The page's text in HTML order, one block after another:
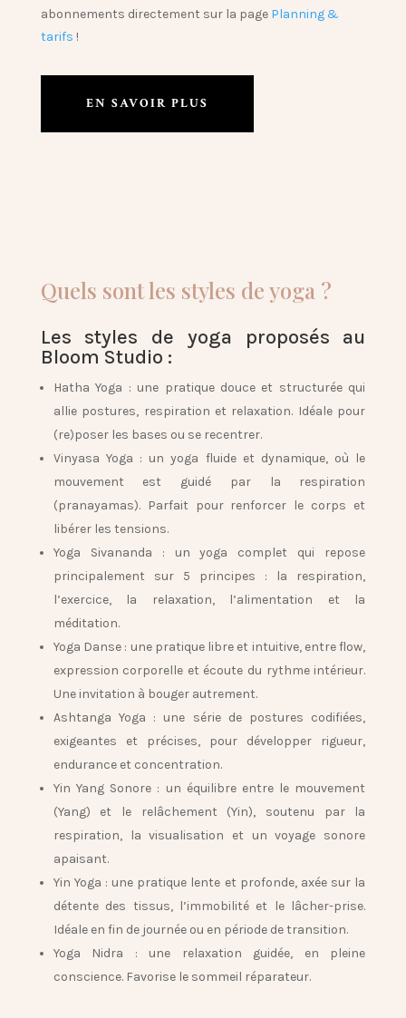
abonnements directement sur la page Planning &
tarifs !
EN SAVOIR PLUS
Quels sont les styles de yoga ?
Les styles de yoga proposés au
Bloom Studio :
Hatha Yoga : une pratique douce et structurée qui
allie postures, respiration et relaxation. Idéale pour
(re)poser les bases ou se recentrer.
Vinyasa Yoga : un yoga fluide et dynamique, où le
mouvement est guidé par la respiration
(pranayamas). Parfait pour renforcer le corps et
libérer les tensions.
Yoga Sivananda : un yoga complet qui repose
principalement sur 5 principes : la respiration,
l’exercice, la relaxation, l’alimentation et la
méditation.
Yoga Danse : une pratique libre et intuitive, entre flow,
expression corporelle et écoute du rythme intérieur.
Une invitation à bouger autrement.
Ashtanga Yoga : une série de postures codifiées,
exigeantes et précises, pour développer rigueur,
endurance et concentration.
Yin Yang Sonore : un équilibre entre le mouvement
(Yang) et le relâchement (Yin), soutenu par la
respiration, la visualisation et un voyage sonore
apaisant.
Yin Yoga : une pratique lente et profonde, axée sur la
détente des tissus, l’immobilité et le lâcher-prise.
Idéale en fin de journée ou en période de transition.
Yoga Nidra : une relaxation guidée, en pleine
conscience. Favorise le sommeil réparateur.